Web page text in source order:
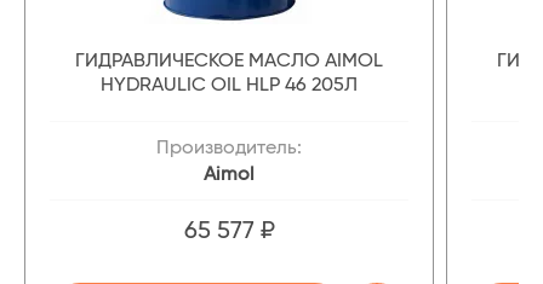
ГИДРАВЛИЧЕСКОЕ МАСЛО AIMOL
HYDRAULIC OIL HLP 46 205Л
Производитель:
Aimol
65 577 ₽